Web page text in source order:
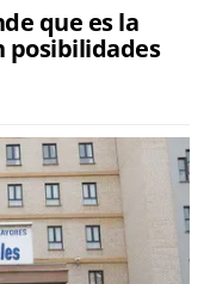
que es la
posibilidades